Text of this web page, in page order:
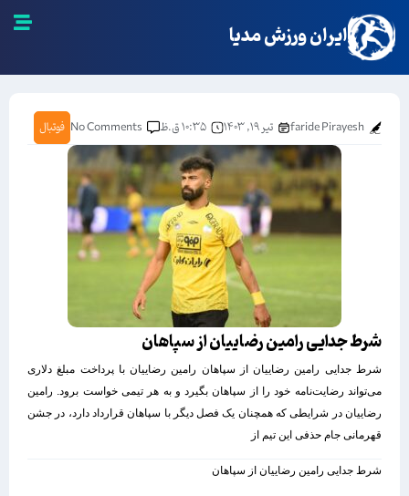
ایران ورزش مدیا
faride Pirayesh تیر ۱۹, ۱۴۰۳ ۱۰:۳۵ ق.ظ No Comments فوتبال
شرط جدایی رامین رضاییان از سپاهان
شرط جدایی رامین رضاییان از سپاهان رامین رضاییان با پرداخت مبلغ دلاری
می‌تواند رضایت‌نامه خود را از سپاهان بگیرد و به هر تیمی خواست برود. رامین
رضاییان در شرایطی که همچنان یک فصل دیگر با سپاهان قرارداد دارد، در جشن
قهرمانی جام حذفی این تیم از
شرط جدایی رامین رضاییان از سپاهان